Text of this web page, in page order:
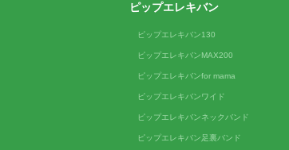
ピップエレキバン
ピップエレキバン130
ピップエレキバンMAX200
ピップエレキバンfor mama
ピップエレキバンワイド
ピップエレキバンネックバンド
ピップエレキバン足裏バンド